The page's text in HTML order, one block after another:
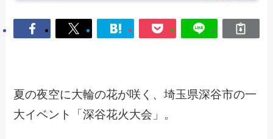
夏の夜空に大輪の花が咲く、埼玉県深谷市の一
大イベント「深谷花火大会」。